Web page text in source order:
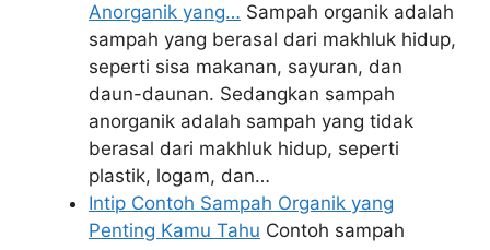
Anorganik yang… Sampah organik adalah
sampah yang berasal dari makhluk hidup,
seperti sisa makanan, sayuran, dan
daun-daunan. Sedangkan sampah
anorganik adalah sampah yang tidak
berasal dari makhluk hidup, seperti
plastik, logam, dan…
Intip Contoh Sampah Organik yang
Penting Kamu Tahu Contoh sampah